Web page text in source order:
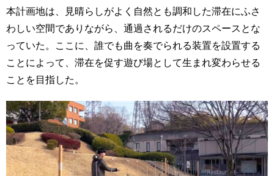
本計画地は、見晴らしがよく自然とも調和した滞在にふさ
わしい空間でありながら、通過されるだけのスペースとな
っていた。ここに、誰でも曲を奏でられる装置を設置する
ことによって、滞在を促す遊び場として生まれ変わらせる
ことを目指した。